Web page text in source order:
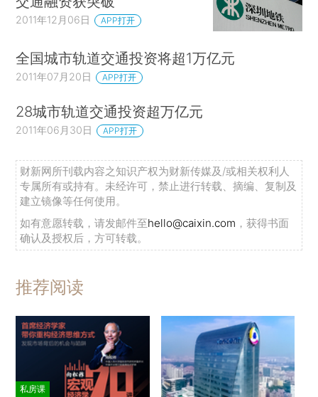
2011年12月06日 APP打开
全国城市轨道交通投资将超1万亿元
2011年07月20日 APP打开
28城市轨道交通投资超万亿元
2011年06月30日 APP打开
财新网所刊载内容之知识产权为财新传媒及/或相关权利人
专属所有或持有。未经许可，禁止进行转载、摘编、复制及
建立镜像等任何使用。
如有意愿转载，请发邮件至hello@caixin.com ，获得书面
确认及授权后，方可转载。
推荐阅读
私房课